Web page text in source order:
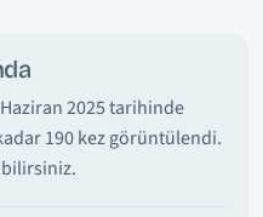
2025 tarihinde
190 kez görüntülendi.